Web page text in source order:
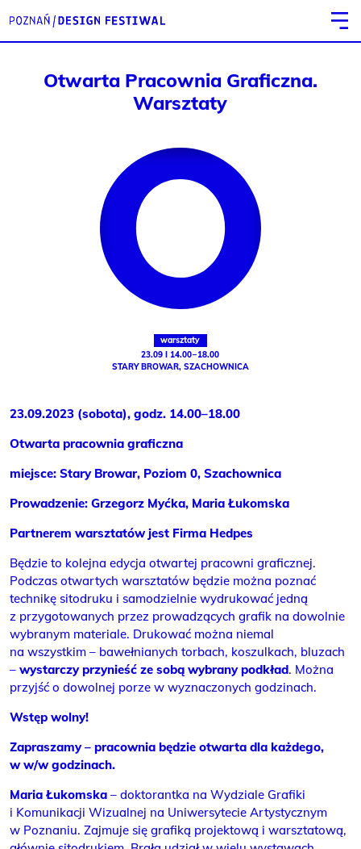
Otwarta Pracownia Graficzna.
Warsztaty
warsztaty
23.09 I 14.00 – 18.00
STARY BROWAR, SZACHOWNICA
23.09.2023 (sobota), godz. 14.00–18.00
Otwarta pracownia graficzna
miejsce: Stary Browar, Poziom 0, Szachownica
Prowadzenie: Grzegorz Myćka, Maria Łukomska
Partnerem warsztatów jest Firma Hedpes
Będzie to kolejna edycja otwartej pracowni graficznej.
Podczas otwartych warsztatów będzie można poznać
technikę sitodruku i samodzielnie wydrukować jedną
z przygotowanych przez prowadzących grafik na dowolnie
wybranym materiale. Drukować można niemal
na wszystkim – bawełnianych torbach, koszulkach, bluzach
– wystarczy przynieść ze sobą wybrany podkład. Można
przyjść o dowolnej porze w wyznaczonych godzinach.
Wstęp wolny!
Zapraszamy – pracownia będzie otwarta dla każdego,
w w/w godzinach.
Maria Łukomska – doktorantka na Wydziale Grafiki
i Komunikacji Wizualnej na Uniwersytecie Artystycznym
w Poznaniu. Zajmuje się grafiką projektową i warsztatową,